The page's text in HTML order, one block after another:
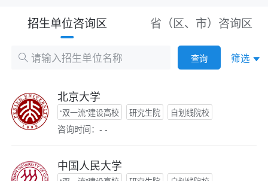
招生单位咨询区 省（区、市）咨询区
查询 筛选
北京大学
“双一流”建设高校 研究生院 自划线院校
咨询时间：- -
中国人民大学